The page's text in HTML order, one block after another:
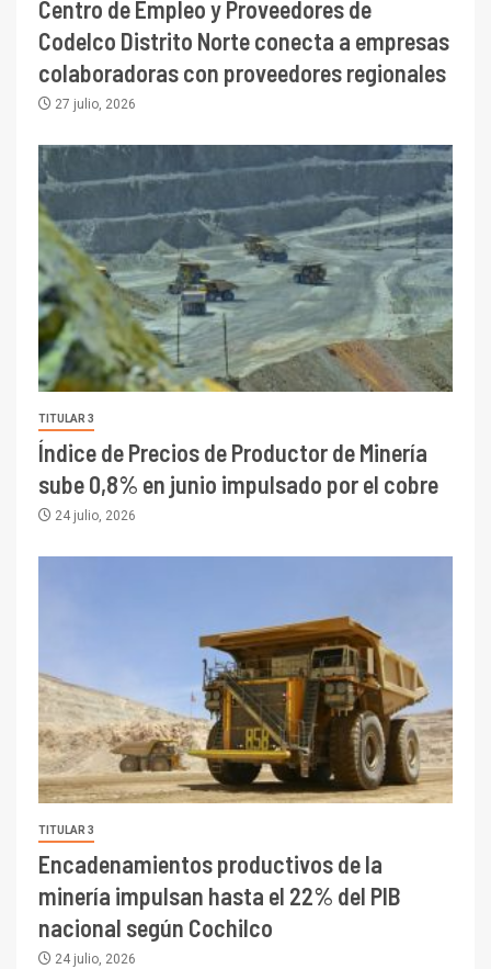
Centro de Empleo y Proveedores de
Codelco Distrito Norte conecta a empresas
colaboradoras con proveedores regionales
27 julio, 2026
TITULAR 3
Índice de Precios de Productor de Minería
sube 0,8% en junio impulsado por el cobre
24 julio, 2026
TITULAR 3
Encadenamientos productivos de la
minería impulsan hasta el 22% del PIB
nacional según Cochilco
24 julio, 2026